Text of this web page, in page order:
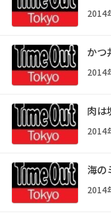
2014
かつ
2014
肉は
2014
海の
2014